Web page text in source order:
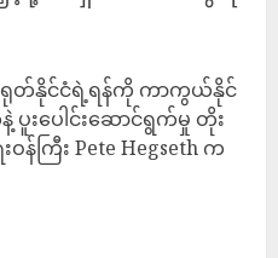
ရုတ်နိုင်ငံရဲ့ရန်ကို ကာကွယ်နိုင်
းပေါင်းဆောင်ရွက်မှု တိုး
ကြီး Pete Hegseth က